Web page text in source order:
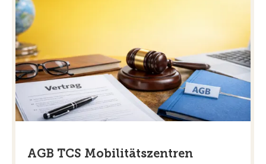
Alles Wichtige auf einen Blick.